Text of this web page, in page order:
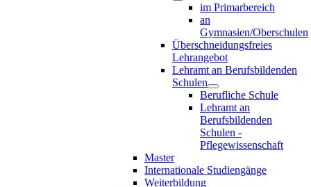
im Primarbereich
an
Gymnasien/Oberschulen
Überschneidungsfreies
Lehrangebot
Lehramt an Berufsbildenden
Schulen
Berufliche Schule
Lehramt an
Berufsbildenden
Schulen -
Pflegewissenschaft
Master
Internationale Studiengänge
Weiterbildung